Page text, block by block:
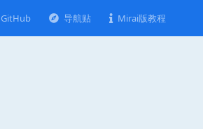
GitHub 导航贴 Mirai版教程